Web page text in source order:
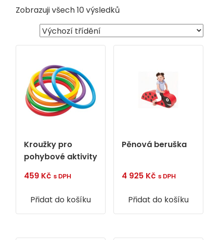
Zobrazuji všech 10 výsledků
Kroužky pro
pohybové aktivity
459 Kč s DPH
Přidat do košíku
Pěnová beruška
4 925 Kč s DPH
Přidat do košíku